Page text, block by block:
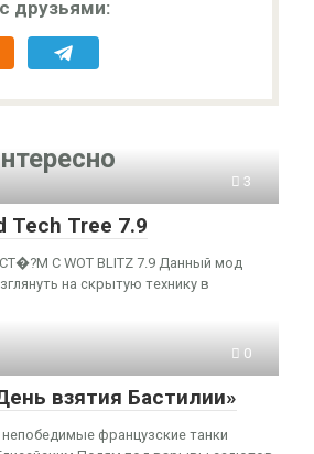
друзьями:
3
Tech Tree 7.9
С WOT BLITZ 7.9 Данный мод
на скрытую технику в
0
взятия Бастилии»
французские танки